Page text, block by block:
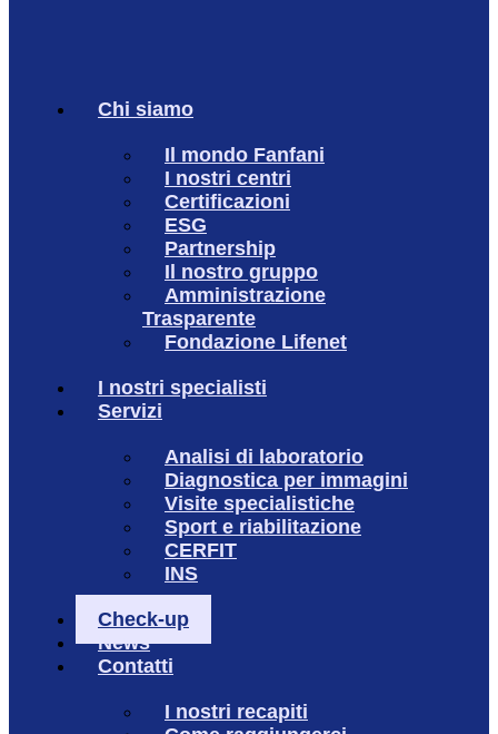
Chi siamo
Il mondo Fanfani
I nostri centri
Certificazioni
ESG
Partnership
Il nostro gruppo
Amministrazione
Trasparente
Fondazione Lifenet
I nostri specialisti
Servizi
Analisi di laboratorio
Diagnostica per immagini
Visite specialistiche
Sport e riabilitazione
CERFIT
INS
Check-up
News
Contatti
I nostri recapiti